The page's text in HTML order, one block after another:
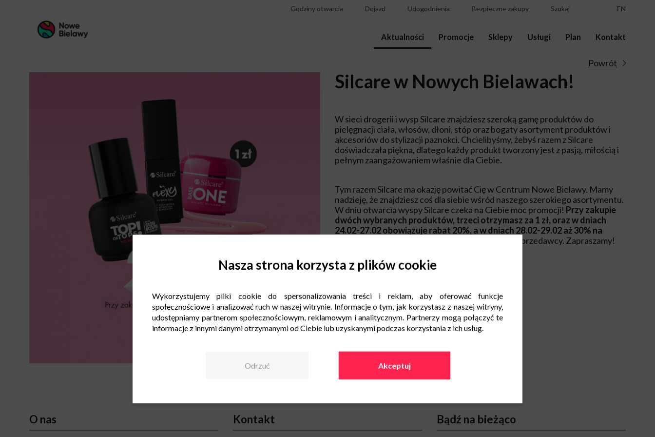
Godziny otwarcia Dojazd Udogodnienia Bezpieczne zakupy Szukaj EN
Aktualności Promocje Sklepy Usługi Plan Kontakt
Powrót
Silcare w Nowych Bielawach!
W sieci drogerii i wysp Silcare znajdziesz szeroką gamę produktów do
pielęgnacji ciała, włosów, dłoni, stóp oraz bogaty asortyment produktów i
akcesoriów do stylizacji paznokci. Chcielibyśmy, żebyś razem z Silcare
doświadczała piękna, dlatego każdy produkt tworzony jest z pasją, miłością i
pełnym zaangażowaniem właśnie dla Ciebie.
Tym razem Silcare ma okazję powitać Cię w Centrum Nowe Bielawy. Mamy
nadzieję, że znajdziesz coś dla siebie wśród naszego szerokiego asortymentu.
W dniu otwarcia wyspy Silcare czeka na Ciebie moc promocji! Przy zakupie
dwóch wybranych produktów, trzeci otrzymasz za 1 zł, oraz w dniach
24.02-27.02 obowiązuje rabat 20%, a w dniach 28.02-29.02 aż 30% na
. Szczegóły promocji u sprzedawcy. Zapraszamy!
Zapraszamy do Silcare!
O nas Kontakt Bądź na bieżąco
Nasza strona korzysta z plików cookie
Wykorzystujemy pliki cookie do spersonalizowania treści i reklam, aby oferować funkcje
społecznościowe i analizować ruch w naszej witrynie. Informacje o tym, jak korzystasz z naszej witryny,
udostępniamy partnerom społecznościowym, reklamowym i analitycznym. Partnerzy mogą połączyć te
informacje z innymi danymi otrzymanymi od Ciebie lub uzyskanymi podczas korzystania z ich usług.
Odrzuć Akceptuj